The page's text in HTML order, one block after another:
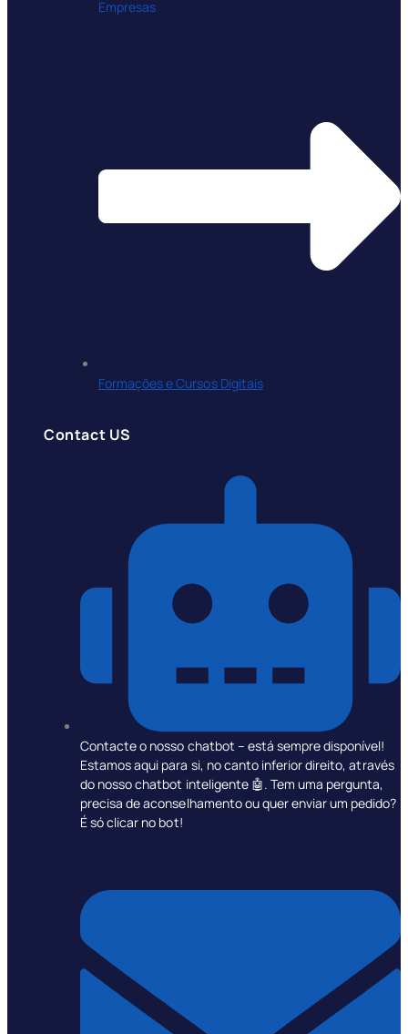
Empresas
Formações e Cursos Digitais
Contact US
Contacte o nosso chatbot – está sempre disponível!
Estamos aqui para si, no canto inferior direito, através
do nosso chatbot inteligente 🤖. Tem uma pergunta,
precisa de aconselhamento ou quer enviar um pedido?
É só clicar no bot!